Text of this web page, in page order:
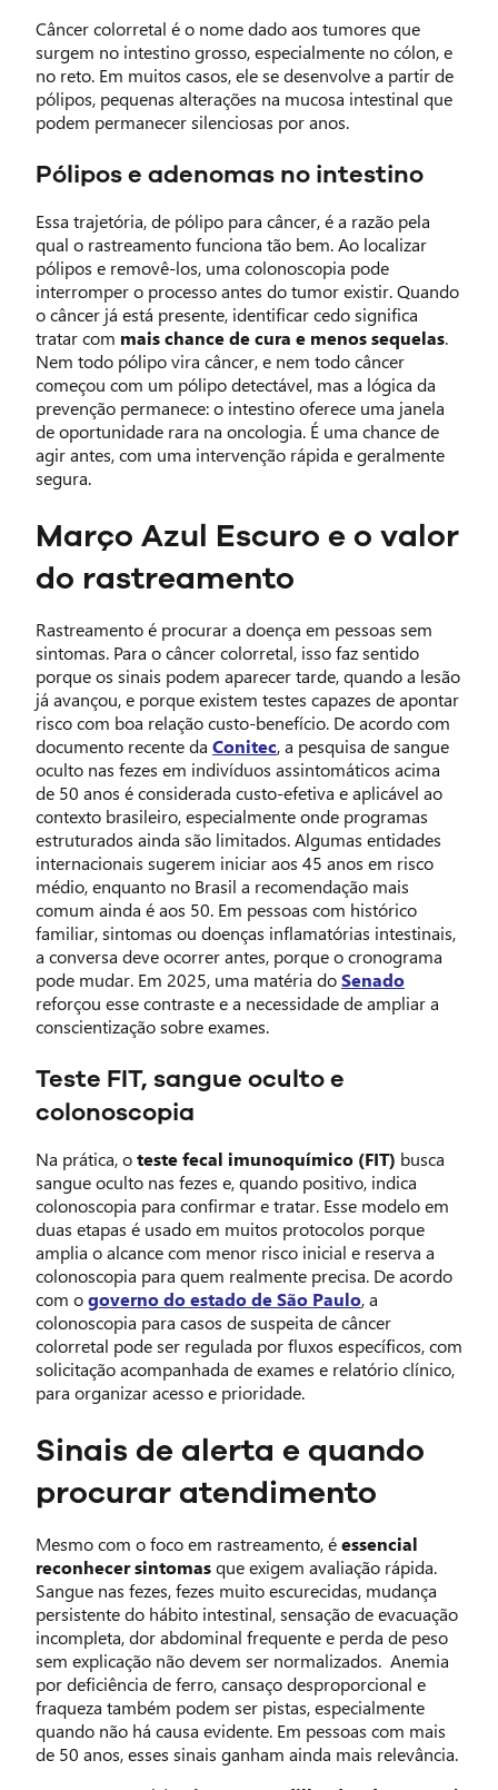
Câncer colorretal é o nome dado aos tumores que
surgem no intestino grosso, especialmente no cólon, e
no reto. Em muitos casos, ele se desenvolve a partir de
pólipos, pequenas alterações na mucosa intestinal que
podem permanecer silenciosas por anos.
Pólipos e adenomas no intestino
Essa trajetória, de pólipo para câncer, é a razão pela
qual o rastreamento funciona tão bem. Ao localizar
pólipos e removê-los, uma colonoscopia pode
interromper o processo antes do tumor existir. Quando
o câncer já está presente, identificar cedo significa
tratar com mais chance de cura e menos sequelas.
Nem todo pólipo vira câncer, e nem todo câncer
começou com um pólipo detectável, mas a lógica da
prevenção permanece: o intestino oferece uma janela
de oportunidade rara na oncologia. É uma chance de
agir antes, com uma intervenção rápida e geralmente
segura.
Março Azul Escuro e o valor
do rastreamento
Rastreamento é procurar a doença em pessoas sem
sintomas. Para o câncer colorretal, isso faz sentido
porque os sinais podem aparecer tarde, quando a lesão
já avançou, e porque existem testes capazes de apontar
risco com boa relação custo-benefício. De acordo com
documento recente da Conitec, a pesquisa de sangue
oculto nas fezes em indivíduos assintomáticos acima
de 50 anos é considerada custo-efetiva e aplicável ao
contexto brasileiro, especialmente onde programas
estruturados ainda são limitados. Algumas entidades
internacionais sugerem iniciar aos 45 anos em risco
médio, enquanto no Brasil a recomendação mais
comum ainda é aos 50. Em pessoas com histórico
familiar, sintomas ou doenças inflamatórias intestinais,
a conversa deve ocorrer antes, porque o cronograma
pode mudar. Em 2025, uma matéria doSenado
reforçou esse contraste e a necessidade de ampliar a
conscientização sobre exames.
Teste FIT, sangue oculto e
colonoscopia
Na prática, oteste fecal imunoquímico (FIT) busca
sangue oculto nas fezes e, quando positivo, indica
colonoscopia para confirmar e tratar. Esse modelo em
duas etapas é usado em muitos protocolos porque
amplia o alcance com menor risco inicial e reserva a
colonoscopia para quem realmente precisa. De acordo
com ogoverno do estado de São Paulo, a
colonoscopia para casos de suspeita de câncer
colorretal pode ser regulada por fluxos específicos, com
solicitação acompanhada de exames e relatório clínico,
para organizar acesso e prioridade.
Sinais de alerta e quando
procurar atendimento
Mesmo com o foco em rastreamento, éessencial
reconhecer sintomasque exigem avaliação rápida.
Sangue nas fezes, fezes muito escurecidas, mudança
persistente do hábito intestinal, sensação de evacuação
incompleta, dor abdominal frequente e perda de peso
sem explicação não devem ser normalizados. Anemia
por deficiência de ferro, cansaço desproporcional e
fraqueza também podem ser pistas, especialmente
quando não há causa evidente. Em pessoas com mais
de 50 anos, esses sinais ganham ainda mais relevância.